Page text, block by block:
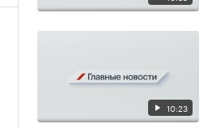
10:23